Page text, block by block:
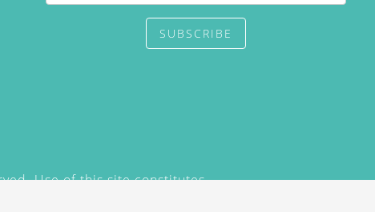
SUBSCRIBE
Use of this site constitutes